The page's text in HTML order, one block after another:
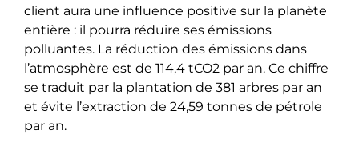
client aura une influence positive sur la planète
entière : il pourra réduire ses émissions
polluantes. La réduction des émissions dans
l’atmosphère est de 114,4 tCO2 par an. Ce chiffre
se traduit par la plantation de 381 arbres par an
et évite l’extraction de 24,59 tonnes de pétrole
par an.